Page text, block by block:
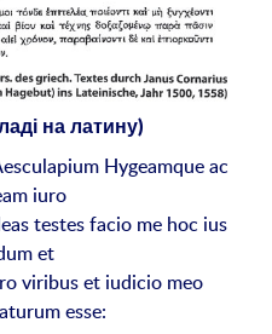
на латину)
Hygeamque ac
iuro
testes facio me hoc ius
et
viribus et iudicio meo
esse: